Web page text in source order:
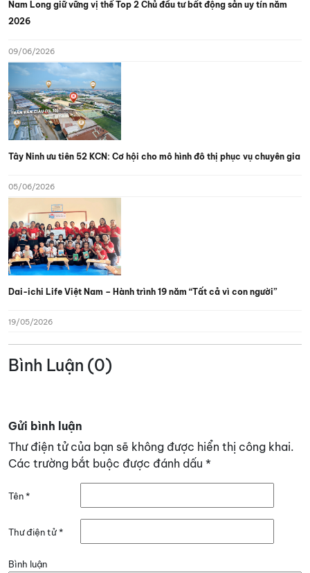
Nam Long giữ vững vị thế Top 2 Chủ đầu tư bất động sản uy tín năm
2026
09/06/2026
Tây Ninh ưu tiên 52 KCN: Cơ hội cho mô hình đô thị phục vụ chuyên gia
05/06/2026
Dai-ichi Life Việt Nam – Hành trình 19 năm “Tất cả vì con người”
19/05/2026
Bình Luận (0)
Gửi bình luận
Thư điện tử của bạn sẽ không được hiển thị công khai.
Các trường bắt buộc được đánh dấu *
Tên*
Thư điện tử*
Bình luận